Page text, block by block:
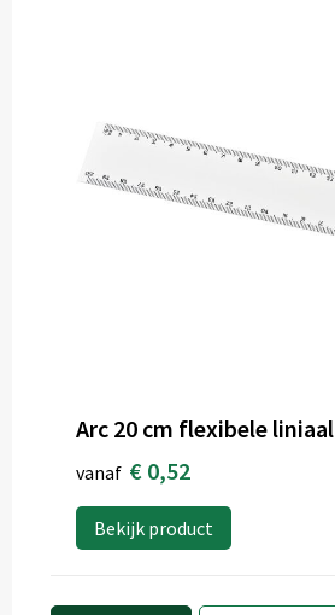
Arc 20 cm flexibele liniaal
vanaf € 0,52
Bekijk product